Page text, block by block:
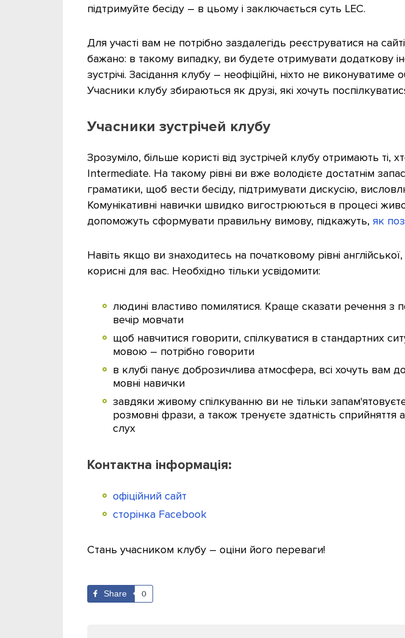
підтримуйте бесіду – в цьому і заключається суть LEC.
Для участі вам не потрібно заздалегідь реєструватися на
бажано: в такому випадку, ви будете отримувати додаткову
зустрічі. Засідання клубу – неофіційні, ніхто не виконуватиме
Учасники клубу збираються як друзі, які хочуть
Учасники зустрічей клубу
Зрозуміло, більше користі від зустрічей клубу отримають ті,
Intermediate. На такому рівні ви вже володієте достатнім
граматики, щоб вести бесіду, підтримувати дискусію,
Комунікативні навички швидко вигострюються в процесі
допоможуть сформувати правильну вимову, підкажуть, як
Навіть якщо ви знаходитесь на початковому рівні англійської,
корисні для вас. Необхідно тільки усвідомити:
людині властиво помилятися. Краще сказати речення з
вечір мовчати
щоб навчитися говорити, спілкуватися в стандартних
мовою – потрібно говорити
в клубі панує доброзичлива атмосфера, всі хочуть вам
мовні навички
завдяки живому спілкуванню ви не тільки
розмовні фрази, а також тренуєте здатність сприйняття
слух
Контактна інформація:
офіційний сайт
сторінка Facebook
Стань учасником клубу – оціни його переваги!
Share 0